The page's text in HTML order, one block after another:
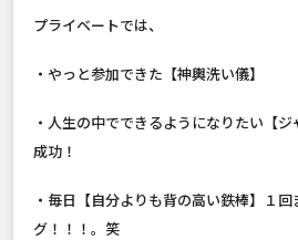
プライベートでは、
・やっと参加できた【神輿洗い儀】
・人生の中でできるようになりたい【
成功！
・毎日【自分よりも背の高い鉄棒】１
グ！！！。笑